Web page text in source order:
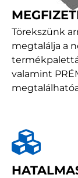
Törekszünk
megtalálja a
valamint